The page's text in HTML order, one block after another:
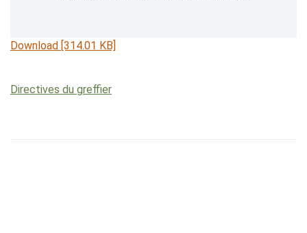
Download [314.01 KB]
Directives du greffier